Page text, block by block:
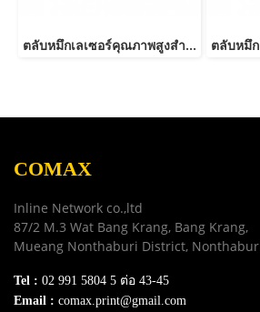
ตลับหมึกเลเซอร์คุณภาพสูงสำหรับ Brother รุ่น TN2380 /TN2360 NEW-JUMBO
COMAX
Inline Network co.,ltd
87/2 M.3 Wat Bang Krang, Bang Krang,
Mueang Nonthaburi District,
Tel : 02 991 5804 5 ต่อ 43-45
Email : comax.print@gmail.com